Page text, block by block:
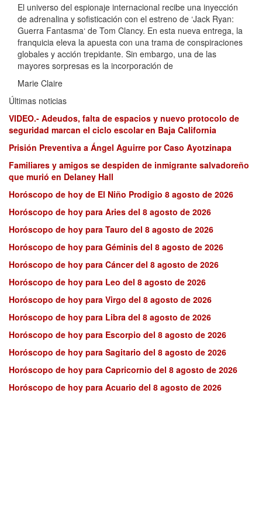
El universo del espionaje internacional recibe una inyección
de adrenalina y sofisticación con el estreno de ‘Jack Ryan:
Guerra Fantasma‘ de Tom Clancy. En esta nueva entrega, la
franquicia eleva la apuesta con una trama de conspiraciones
globales y acción trepidante. Sin embargo, una de las
mayores sorpresas es la incorporación de
Marie Claire
Últimas noticias
VIDEO.- Adeudos, falta de espacios y nuevo protocolo de
seguridad marcan el ciclo escolar en Baja California
Prisión Preventiva a Ángel Aguirre por Caso Ayotzinapa
Familiares y amigos se despiden de inmigrante salvadoreño
que murió en Delaney Hall
Horóscopo de hoy de El Niño Prodigio 8 agosto de 2026
Horóscopo de hoy para Aries del 8 agosto de 2026
Horóscopo de hoy para Tauro del 8 agosto de 2026
Horóscopo de hoy para Géminis del 8 agosto de 2026
Horóscopo de hoy para Cáncer del 8 agosto de 2026
Horóscopo de hoy para Leo del 8 agosto de 2026
Horóscopo de hoy para Virgo del 8 agosto de 2026
Horóscopo de hoy para Libra del 8 agosto de 2026
Horóscopo de hoy para Escorpio del 8 agosto de 2026
Horóscopo de hoy para Sagitario del 8 agosto de 2026
Horóscopo de hoy para Capricornio del 8 agosto de 2026
Horóscopo de hoy para Acuario del 8 agosto de 2026